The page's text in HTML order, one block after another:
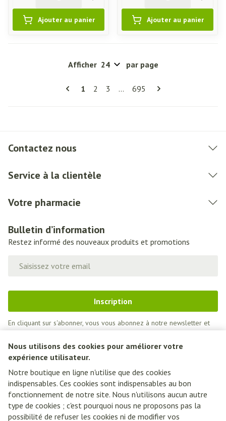
Nous utilisons des cookies pour améliorer votre
expérience utilisateur.
Notre boutique en ligne n'utilise que des cookies
indispensables. Ces cookies sont indispensables au bon
fonctionnement de notre site. Nous n'utilisons aucun autre
type de cookies ; c'est pourquoi nous ne proposons pas la
possibilité de refuser les cookies ni de modifier vos
Ajouter au panier Ajouter au panier
Pages
Vous lisez actuellement la page
1 Page
2 Page
3 ... Page
695
Afficher par page
Contactez nous
Service à la clientèle
Votre pharmacie
Bulletin d’information
Restez informé des nouveaux produits et promotions
Inscription
En cliquant sur s'abonner, vous vous abonnez à notre newsletter et
acceptez notrepolitique de confidentialité.